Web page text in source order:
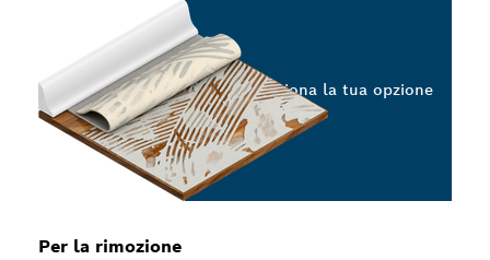
Per la rimozione
Seleziona la tua opzione